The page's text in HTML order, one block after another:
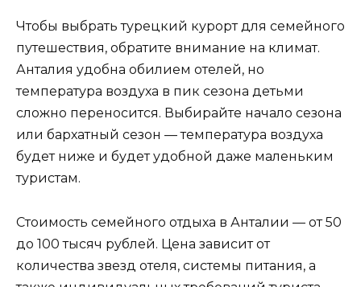
Чтобы выбрать турецкий курорт для семейного
путешествия, обратите внимание на климат.
Анталия удобна обилием отелей, но
температура воздуха в пик сезона детьми
сложно переносится. Выбирайте начало сезона
или бархатный сезон — температура воздуха
будет ниже и будет удобной даже маленьким
туристам.
Стоимость семейного отдыха в Анталии — от 50
до 100 тысяч рублей. Цена зависит от
количества звезд отеля, системы питания, а